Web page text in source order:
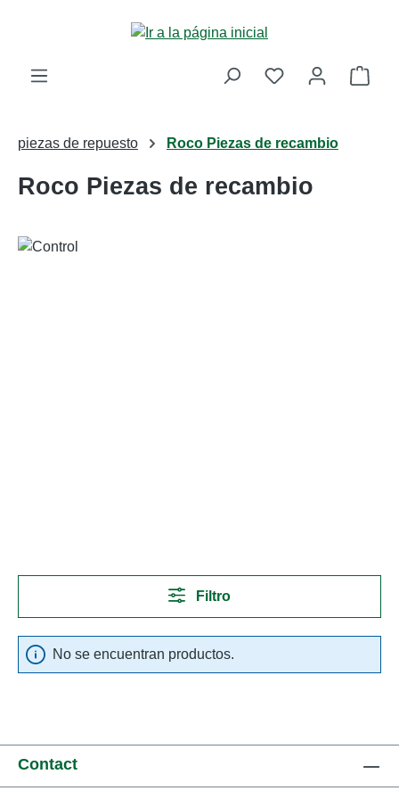
Saltar al contenido principal
La
piezas de repuesto Roco Piezas de recambio
Roco Piezas de recambio
Filtro
No se encuentran productos.
Contact